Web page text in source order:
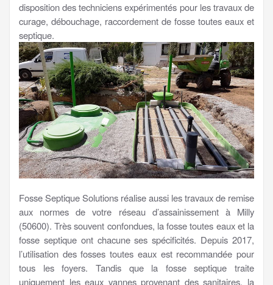
disposition des techniciens expérimentés pour les travaux de
curage, débouchage, raccordement de fosse toutes eaux et
septique.
Fosse Septique Solutions réalise aussi les travaux de remise
aux normes de votre réseau d’assainissement à Milly
(50600). Très souvent confondues, la fosse toutes eaux et la
fosse septique ont chacune ses spécificités. Depuis 2017,
l’utilisation des fosses toutes eaux est recommandée pour
tous les foyers. Tandis que la fosse septique traite
uniquement les eaux vannes provenant des sanitaires, la